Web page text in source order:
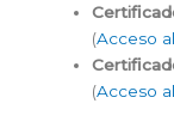
(Acceso
(Acceso